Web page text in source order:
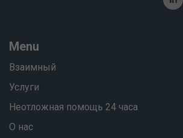
Menu
Взаимный
Услуги
Неотложная помощь 24 часа
О нас